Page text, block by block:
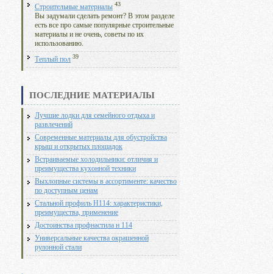
Строительные материалы 43
Вы задумали сделать ремонт? В этом разделе
есть все про самые популярные строительные
материалы и не очень, советы по их
использованию.
Теплый пол 39
ПОСЛЕДНИЕ МАТЕРИАЛЫ
Лучшие лодки для семейного отдыха и
развлечений
Современные материалы для обустройства
крыш и открытых площадок
Встраиваемые холодильники: отличия и
преимущества кухонной техники
Выхлопные системы в ассортименте: качество
по доступным ценам
Стальной профиль Н114: характеристики,
преимущества, применение
Достоинства профнастила н 114
Универсальные качества окрашенной
рулонной стали